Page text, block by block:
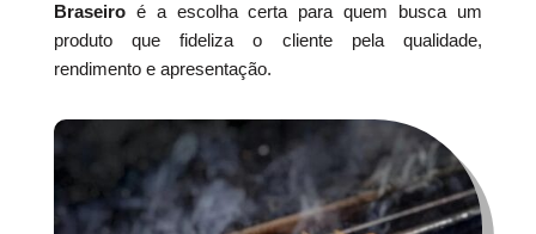
Braseiroé a escolha certa para quem busca um
produto que fideliza o cliente pela qualidade,
rendimento e apresentação.